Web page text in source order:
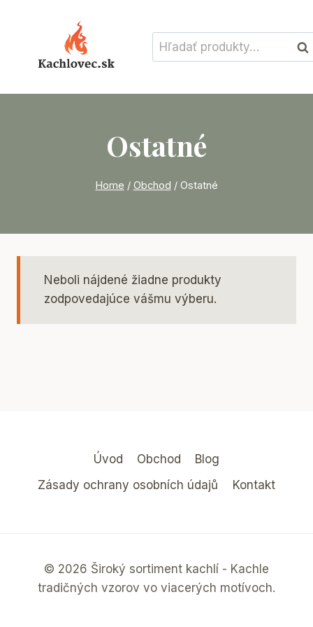
Hľadať:
Ostatné
Home / Obchod / Ostatné
Neboli nájdené žiadne produkty
zodpovedajúce vášmu výberu.
Úvod Obchod
Blog
Zásady ochrany osobních údajů
Kontakt
© 2026 Široký sortiment kachlí - Kachle
tradičných vzorov vo viacerých motívoch.